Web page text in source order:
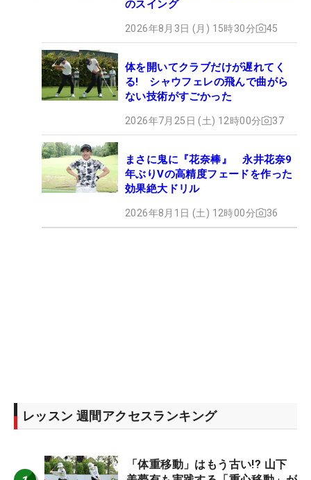
のスイング
2026年8月3日 (月) 15時30分 45
体を開いてクラブだけが遅れてく
る! シャウフェレの飛んで曲がら
ない技術がすごかった
2026年7月25日 (土) 12時00分 37
まさに鬼に『花奈棒』 永井花奈9
年ぶりVの高精度フェードを作った
効果絶大ドリル
2026年8月1日 (土) 12時00分 36
レッスン 週間アクセスランキング
「体重移動」はもう古い!? 山下